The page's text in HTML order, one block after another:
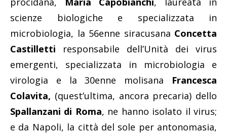
scienze biologiche e specializzata in
microbiologia, la 56enne siracusana Concetta
Castilletti responsabile dell’Unità dei virus
emergenti, specializzata in microbiologia e
virologia e la 30enne molisana Francesca
Colavita, (quest’ultima, ancora precaria) dello
Spallanzani di Roma, ne hanno isolato il virus;
e da Napoli, la città del sole per antonomasia,